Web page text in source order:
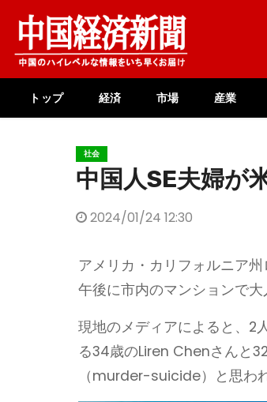
content
トップ 経済 市場 産業
社会
中国人SE夫婦が
2024/01/24 12:30
アメリカ・カリフォルニア
午後に市内のマンションで大
現地のメディアによると、2
る34歳のLiren Chenさんと
（murder-suicide）と思わ